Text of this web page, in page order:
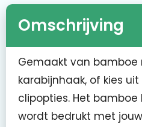
Omschrijving
Gemaakt van
karabijnhaak, of kies
clipopties. Het
wordt bedrukt met